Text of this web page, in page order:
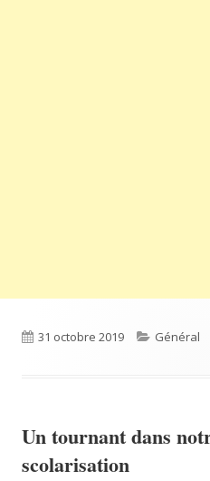
Published
31 octobre 2019 Categories
Général
Un tournant dans
scolarisation